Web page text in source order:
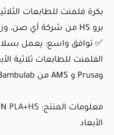
منزلية، أو قطع زخرفية،
سطحه الأملس ولونه
ما الذي يجعله مميزًا؟
🔹 قوة ومتانة محسنتين:
العادي، مما يجعله
بكرة فلمنت للطابعات
برو HS من شركة آي صن، وزن صافي 1 كجم
✅ توافق واسع: يعمل
وPrusa و AMS من Bambulab والمزيد.
معلومات المنتج: eSUN PLA+HS
الأبعاد